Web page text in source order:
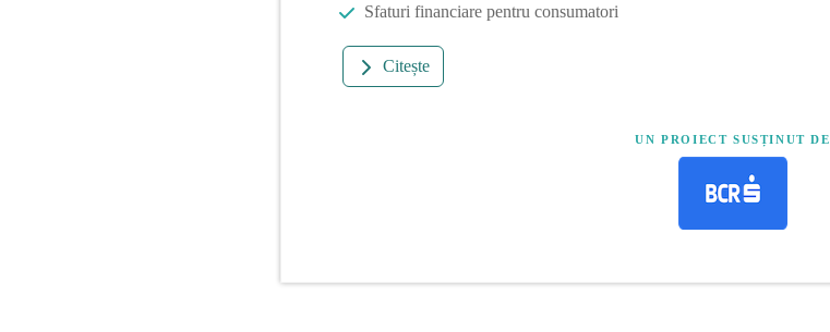
Sfaturi financiare pentru consumatori
Citește
UN PROIECT SUSȚINUT DE